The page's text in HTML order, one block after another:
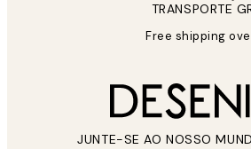
TRANSPORTE
Free shipping
JUNTE-SE AO NOSSO